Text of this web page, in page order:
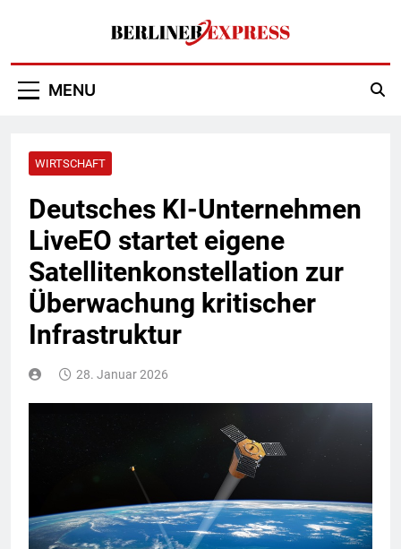
Berliner Express
MENU
WIRTSCHAFT
Deutsches KI-Unternehmen
LiveEO startet eigene
Satellitenkonstellation zur
Überwachung kritischer
Infrastruktur
28. Januar 2026